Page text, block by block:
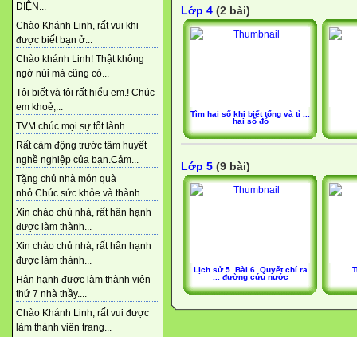
ĐIỆN...
Chào Khánh Linh, rất vui khi
được biết bạn ở...
Chào khánh Linh! Thật không
ngờ núi mà cũng có...
Tôi biết và tôi rất hiểu em.! Chúc
em khoẻ,...
TVM chúc mọi sự tốt lành....
Rất cảm động trước tâm huyết
nghề nghiệp của bạn.Cảm...
Tặng chủ nhà món quà
nhỏ.Chúc sức khỏe và thành...
Xin chào chủ nhà, rất hân hạnh
được làm thành...
Xin chào chủ nhà, rất hân hạnh
được làm thành...
Hân hạnh được làm thành viên
thứ 7 nhà thầy....
Chào Khánh Linh, rất vui được
làm thành viên trang...
Lớp 4 (2 bài)
Tìm hai số khi biết tổng và tỉ ...
hai số đó
Lớp 5 (9 bài)
Lịch sử 5. Bài 6. Quyết chí ra
... đường cứu nước